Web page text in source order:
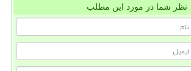
نظر شما در مورد این مطلب